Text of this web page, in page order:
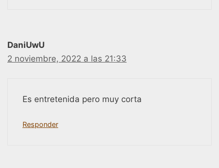
DaniUwU
2 noviembre, 2022 a las 21:33
Es entretenida pero muy corta
Responder